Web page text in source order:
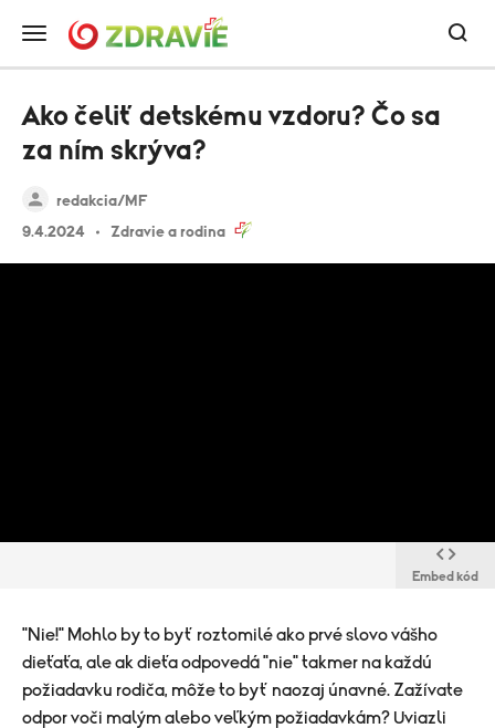
redakcia/MF
9.4.2024
Zdravie a rodina
Ako čeliť detskému vzdoru? Čo sa
za ním skrýva?
Embed kód
"Nie!" Mohlo by to byť roztomilé ako prvé slovo vášho
dieťaťa, ale ak dieťa odpovedá "nie" takmer na každú
požiadavku rodiča, môže to byť naozaj únavné. Zažívate
odpor voči malým alebo veľkým požiadavkám? Uviazli